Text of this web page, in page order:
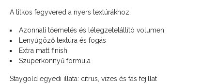
A titkos fegyvered a nyers textúrákhoz.
Azonnali tőemelés és lélegzetelállító volumen
Lenyűgöző textúra és fogás
Extra matt finish
Szuperkönnyű formula
Staygold egyedi illata: citrus, vizes és fás fejillat